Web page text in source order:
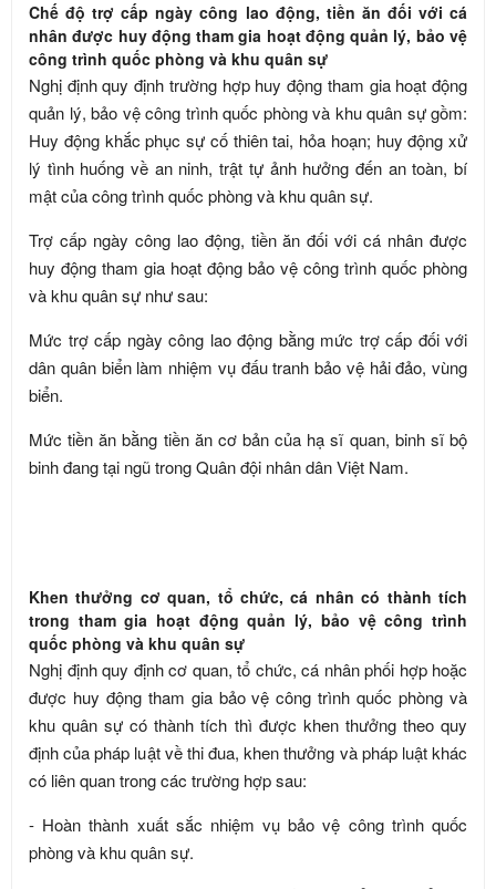
Chế độ trợ cấp ngày công lao động, tiền ăn đối với cá
nhân được huy động tham gia hoạt động quản lý, bảo vệ
công trình quốc phòng và khu quân sự
Nghị định quy định trường hợp huy động tham gia hoạt động
quản lý, bảo vệ công trình quốc phòng và khu quân sự gồm:
Huy động khắc phục sự cố thiên tai, hỏa hoạn; huy động xử
lý tình huống về an ninh, trật tự ảnh hưởng đến an toàn, bí
mật của công trình quốc phòng và khu quân sự.
Trợ cấp ngày công lao động, tiền ăn đối với cá nhân được
huy động tham gia hoạt động bảo vệ công trình quốc phòng
và khu quân sự như sau:
Mức trợ cấp ngày công lao động bằng mức trợ cấp đối với
dân quân biển làm nhiệm vụ đấu tranh bảo vệ hải đảo, vùng
biển.
Mức tiền ăn bằng tiền ăn cơ bản của hạ sĩ quan, binh sĩ bộ
binh đang tại ngũ trong Quân đội nhân dân Việt Nam.
Khen thưởng cơ quan, tổ chức, cá nhân có thành tích
trong tham gia hoạt động quản lý, bảo vệ công trình
quốc phòng và khu quân sự
Nghị định quy định cơ quan, tổ chức, cá nhân phối hợp hoặc
được huy động tham gia bảo vệ công trình quốc phòng và
khu quân sự có thành tích thì được khen thưởng theo quy
định của pháp luật về thi đua, khen thưởng và pháp luật khác
có liên quan trong các trường hợp sau:
- Hoàn thành xuất sắc nhiệm vụ bảo vệ công trình quốc
phòng và khu quân sự.